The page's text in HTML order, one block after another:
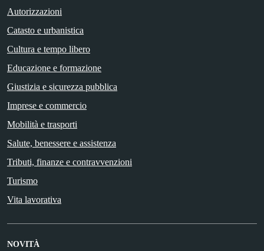
Autorizzazioni
Catasto e urbanistica
Cultura e tempo libero
Educazione e formazione
Giustizia e sicurezza pubblica
Imprese e commercio
Mobilità e trasporti
Salute, benessere e assistenza
Tributi, finanze e contravvenzioni
Turismo
Vita lavorativa
NOVITÀ